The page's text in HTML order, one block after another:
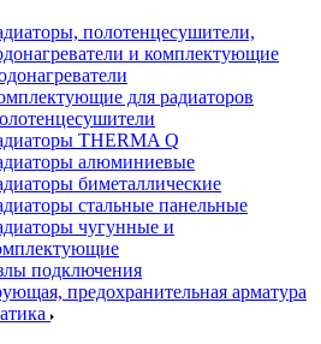
полотенцесушители,
и комплектующие
для радиаторов
THERMA Q
алюминиевые
биметаллические
стальные панельные
чугунные и
подключения
предохранительная арматура